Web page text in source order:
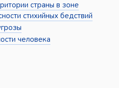
страны в зоне
стихийных бедствий
человека